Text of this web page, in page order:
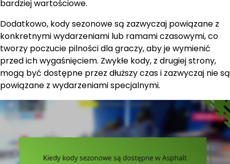
bardziej wartościowe.
Dodatkowo, kody sezonowe są zazwyczaj powiązane z
konkretnymi wydarzeniami lub ramami czasowymi, co
tworzy poczucie pilności dla graczy, aby je wymienić
przed ich wygaśnięciem. Zwykłe kody, z drugiej strony,
mogą być dostępne przez dłuższy czas i zazwyczaj nie są
powiązane z wydarzeniami specjalnymi.